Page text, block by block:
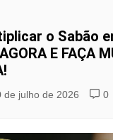
o Sabão
E FAÇA
de julho de 2026 0